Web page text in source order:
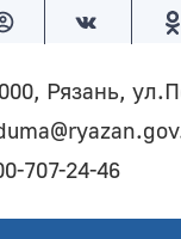
Рязань,
707-24-46